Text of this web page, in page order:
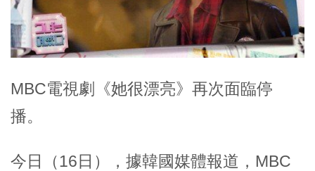
MBC電視劇《她很漂亮》再次面臨停
播。
今日（16日），據韓國媒體報道，MBC